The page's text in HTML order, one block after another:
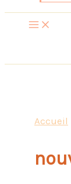
Accueil